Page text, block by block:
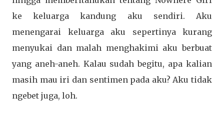
ke keluarga kandung aku sendiri. Aku
menengarai keluarga aku sepertinya kurang
menyukai dan malah menghakimi aku berbuat
yang aneh-aneh. Kalau sudah begitu, apa kalian
masih mau iri dan sentimen pada aku? Aku tidak
ngebet juga, loh.